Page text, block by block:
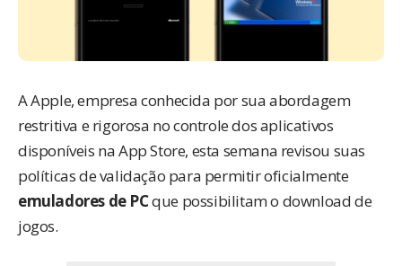
A Apple, empresa conhecida por sua abordagem
restritiva e rigorosa no controle dos aplicativos
disponíveis na App Store, esta semana revisou suas
políticas de validação para permitir oficialmente
emuladores de PCque possibilitam o download de
jogos.